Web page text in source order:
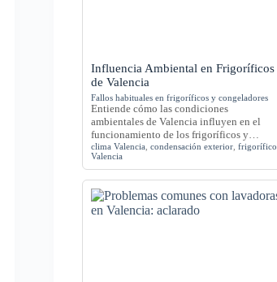
Influencia Ambiental en Frigoríficos
de Valencia
Fallos habituales en frigoríficos y congeladores
Entiende cómo las condiciones
ambientales de Valencia influyen en el
funcionamiento de los frigoríficos y…
clima Valencia ,condensación exterior ,frigorífico
Valencia